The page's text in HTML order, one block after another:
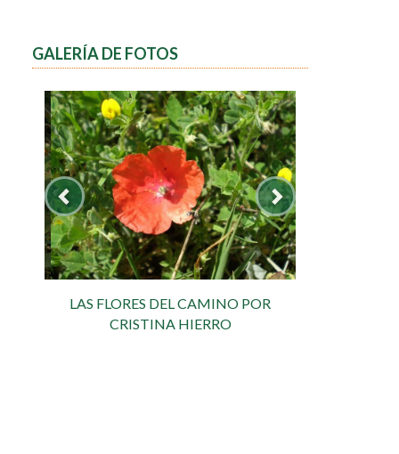
GALERÍA DE FOTOS
LAS FLORES DEL CAMINO POR
CRISTINA HIERRO